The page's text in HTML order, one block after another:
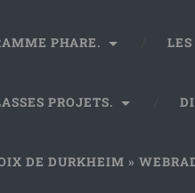
PHARE.
PROJETS.
DE DURKHEIM »